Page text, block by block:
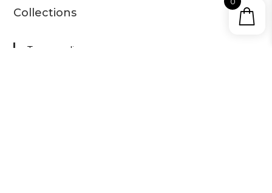
Collections
Tous nos livres